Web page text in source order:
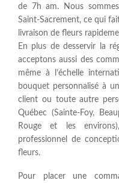
de 7h am. Nous
Saint-Sacrement, ce qui
livraison de fleurs
En plus de desservir la
acceptons aussi des
même à l’échelle
bouquet personnalisé à
client ou toute autre
Québec (Sainte-Foy,
Rouge et les
professionnel de
fleurs.
Pour placer une